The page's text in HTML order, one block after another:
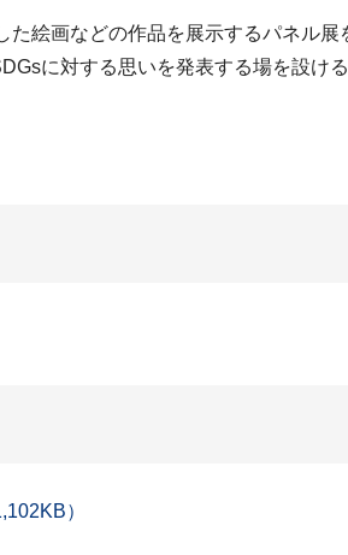
絵画などの作品を展示するパネル展
に対する思いを発表する場を設け
）